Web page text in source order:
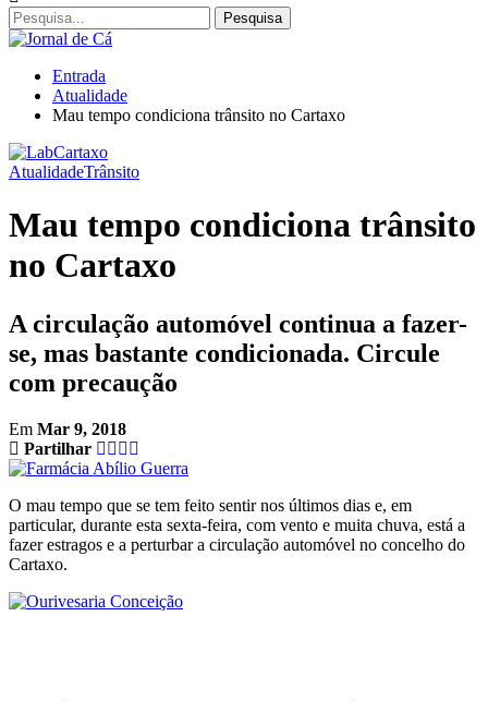
Entrada
Atualidade
Mau tempo condiciona trânsito no Cartaxo
AtualidadeTrânsito
Mau tempo condiciona trânsito
no Cartaxo
A circulação automóvel continua a fazer-
se, mas bastante condicionada. Circule
com precaução
Em Mar 9, 2018
Partilhar
O mau tempo que se tem feito sentir nos últimos dias e, em
particular, durante esta sexta-feira, com vento e muita chuva, está a
fazer estragos e a perturbar a circulação automóvel no concelho do
Cartaxo.